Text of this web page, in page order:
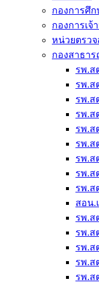
กองการศึ
กองการเจ้
หน่วยตรว
กองสาธา
รพ.ส
รพ.ส
รพ.ส
รพ.ส
รพ.ส
รพ.ส
รพ.ส
รพ.ส
รพ.ส
สอน.
รพ.ส
รพ.ส
รพ.ส
รพ.ส
รพ.ส